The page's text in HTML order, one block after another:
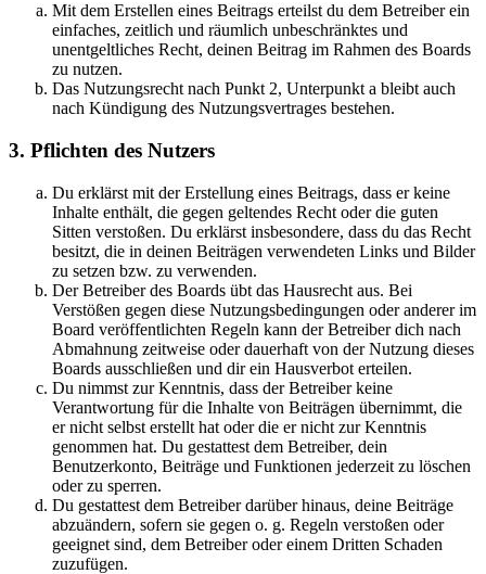
Mit dem Erstellen eines Beitrags erteilst du dem Betreiber ein
einfaches, zeitlich und räumlich unbeschränktes und
unentgeltliches Recht, deinen Beitrag im Rahmen des Boards
zu nutzen.
Das Nutzungsrecht nach Punkt 2, Unterpunkt a bleibt auch
nach Kündigung des Nutzungsvertrages bestehen.
3. Pflichten des Nutzers
Du erklärst mit der Erstellung eines Beitrags, dass er keine
Inhalte enthält, die gegen geltendes Recht oder die guten
Sitten verstoßen. Du erklärst insbesondere, dass du das Recht
besitzt, die in deinen Beiträgen verwendeten Links und Bilder
zu setzen bzw. zu verwenden.
Der Betreiber des Boards übt das Hausrecht aus. Bei
Verstößen gegen diese Nutzungsbedingungen oder anderer im
Board veröffentlichten Regeln kann der Betreiber dich nach
Abmahnung zeitweise oder dauerhaft von der Nutzung dieses
Boards ausschließen und dir ein Hausverbot erteilen.
Du nimmst zur Kenntnis, dass der Betreiber keine
Verantwortung für die Inhalte von Beiträgen übernimmt, die
er nicht selbst erstellt hat oder die er nicht zur Kenntnis
genommen hat. Du gestattest dem Betreiber, dein
Benutzerkonto, Beiträge und Funktionen jederzeit zu löschen
oder zu sperren.
Du gestattest dem Betreiber darüber hinaus, deine Beiträge
abzuändern, sofern sie gegen o. g. Regeln verstoßen oder
geeignet sind, dem Betreiber oder einem Dritten Schaden
zuzufügen.